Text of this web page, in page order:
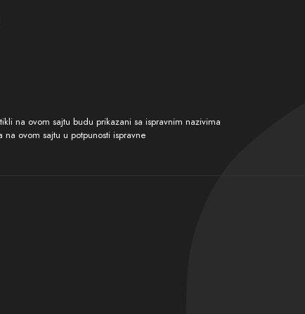
snagu koju pruža Dior Fahrenheit -
na ovom sajtu budu prikazani sa ispravnim nazivima
ovom sajtu u potpunosti ispravne